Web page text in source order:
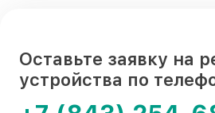
Оставьте заявку на
устройства по